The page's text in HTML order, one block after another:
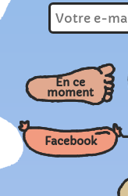
En ce
moment
Facebook